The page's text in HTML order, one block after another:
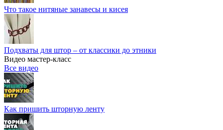
Что такое нитяные занавесы и кисея
Подхваты для штор – от классики до этники
Видео мастер-класс
Все видео
Как пришить шторную ленту